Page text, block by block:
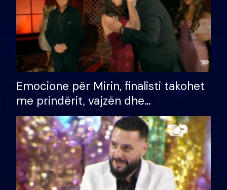
Emocione për Mirin, finalisti takohet
me prindërit, vajzën dhe
bashkëshorten: S’kemi ndonjë letër
divorci apo jo?